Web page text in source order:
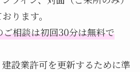
ります。
相談は初回30分は無料で
設業許可を更新するために準